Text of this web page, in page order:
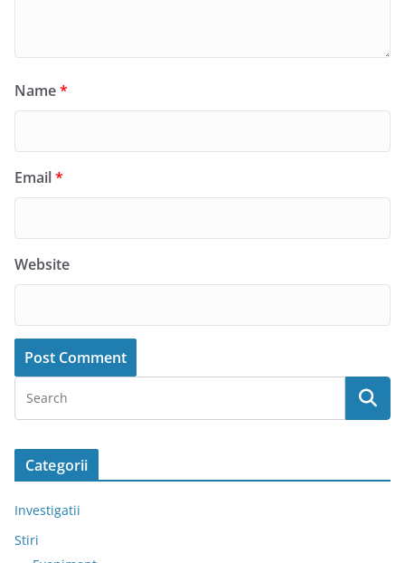
Name*
Email*
Website
Categorii
Investigatii
Stiri